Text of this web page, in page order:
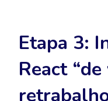
Etapa 3:
React